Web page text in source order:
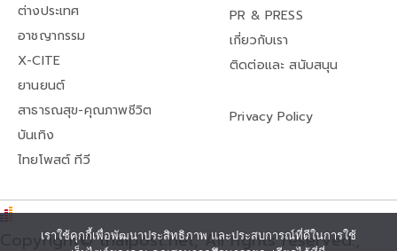
ต่างประเทศ
อาชญากรรม
X-CITE
ยานยนต์
สาธารณสุข-คุณภาพชีวิต
บันเทิง
ไทยโพสต์ ทีวี
PR & PRESS
เกี่ยวกับเรา
ติดต่อและ สนับสนุน
Privacy Policy
Copyright© thaipost.net, All rights reserved.,
เราใช้คุกกี้เพื่อพัฒนาประสิทธิภาพ และประสบการณ์ที่ดีในการใช้